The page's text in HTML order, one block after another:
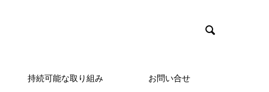

持続可能な取り組み お問い合せ